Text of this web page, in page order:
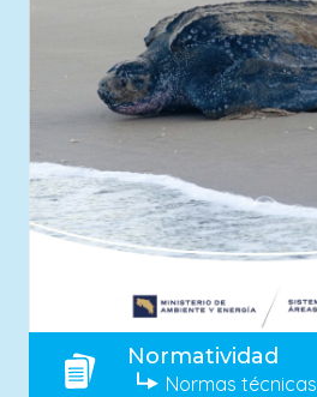
Normatividad
Normas técnicas